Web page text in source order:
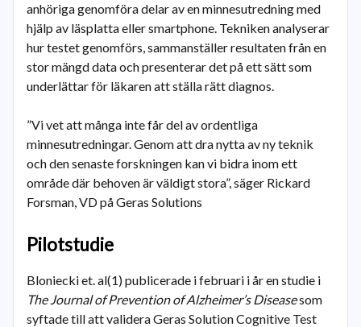
anhöriga genomföra delar av en minnesutredning med
hjälp av läsplatta eller smartphone. Tekniken analyserar
hur testet genomförs, sammanställer resultaten från en
stor mängd data och presenterar det på ett sätt som
underlättar för läkaren att ställa rätt diagnos.
”Vi vet att många inte får del av ordentliga
minnesutredningar. Genom att dra nytta av ny teknik
och den senaste forskningen kan vi bidra inom ett
område där behoven är väldigt stora”, säger Rickard
Forsman, VD på Geras Solutions
Pilotstudie
Bloniecki et. al(1) publicerade i februari i år en studie i
The Journal of Prevention of Alzheimer’s Diseasesom
syftade till att validera Geras Solution Cognitive Test